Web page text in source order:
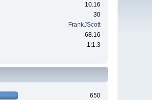
10.16
30
FrankJScott
68.16
1:1.3
650